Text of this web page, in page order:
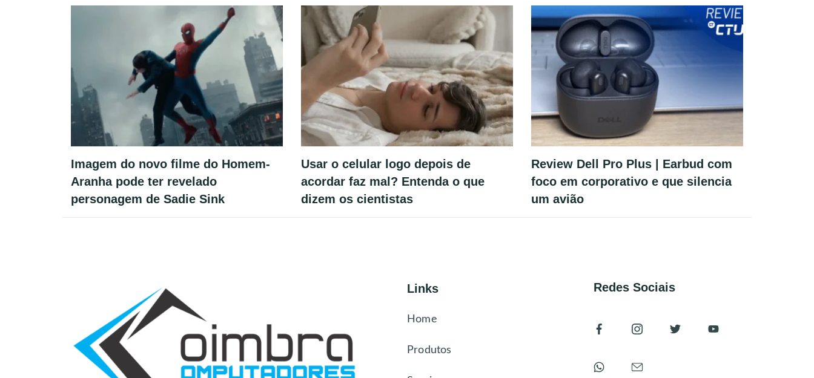
Imagem do novo filme do Homem-
Aranha pode ter revelado
personagem de Sadie Sink
Usar o celular logo depois de
acordar faz mal? Entenda o que
dizem os cientistas
Review Dell Pro Plus | Earbud com
foco em corporativo e que silencia
um avião
Links
Home
Produtos
Redes Sociais